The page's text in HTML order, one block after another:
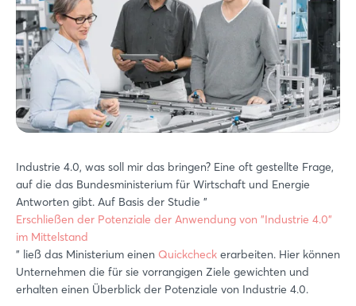
Industrie 4.0, was soll mir das bringen? Eine oft gestellte Frage,
auf die das Bundesministerium für Wirtschaft und Energie
Antworten gibt. Auf Basis der Studie "
Erschließen der Potenziale der Anwendung von "Industrie 4.0"
im Mittelstand
" ließ das Ministerium einen Quickcheck erarbeiten. Hier können
Unternehmen die für sie vorrangigen Ziele gewichten und
erhalten einen Überblick der Potenziale von Industrie 4.0.